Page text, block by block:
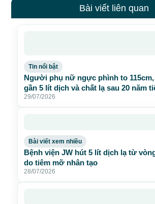
Bài viết liên quan
Tin nổi bật
Người phụ nữ ngực phình to 115cm,
gần 5 lít dịch và chất lạ sau 20 năm
tạo
29/07/2026
Bài viết xem nhiều
Bệnh viện JW hút 5 lít dịch lạ từ
do tiêm mỡ nhân tạo
28/07/2026